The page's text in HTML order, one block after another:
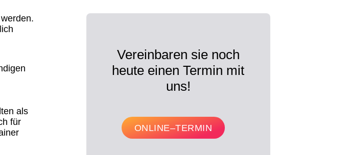
als
für
Vereinbaren sie noch
heute einen Termin mit
uns!
ONLINE–TERMIN